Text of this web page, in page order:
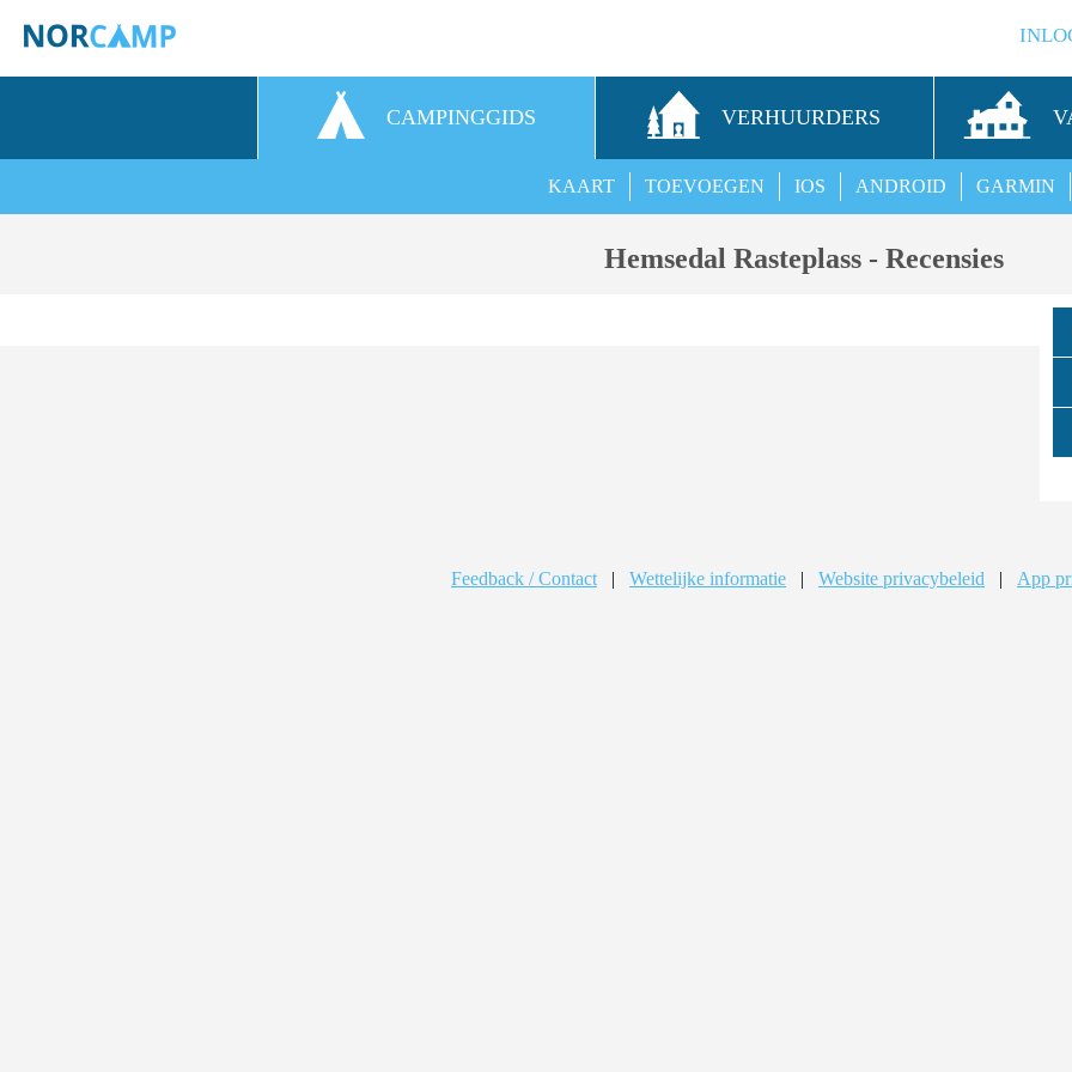
CAMPINGGIDS VERHUURDERS
GARMIN
ANDROID
IOS
TOEVOEGEN
KAART
Hemsedal Rasteplass - Recensies
Feedback / Contact | Wettelijke informatie | Website privacybeleid | App